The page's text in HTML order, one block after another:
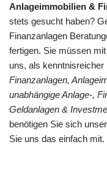
Anlageimmobilien &
stets gesucht haben?
Finanzanlagen
fertigen. Sie müssen
uns, als
Finanzanlagen,
unabhängige Anlage-,
Geldanlagen &
benötigen Sie sich
Sie uns das einfach mit.